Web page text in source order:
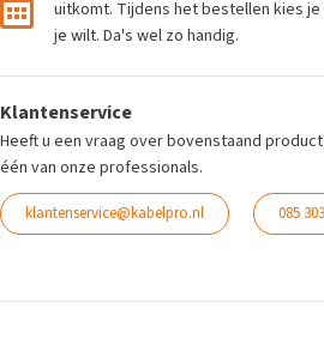
uitkomt. Tijdens het bestellen kies
je wilt. Da's wel zo handig.
Klantenservice
Heeft u een vraag over bovenstaand
één van onze professionals.
klantenservice@kabelpro.nl 085